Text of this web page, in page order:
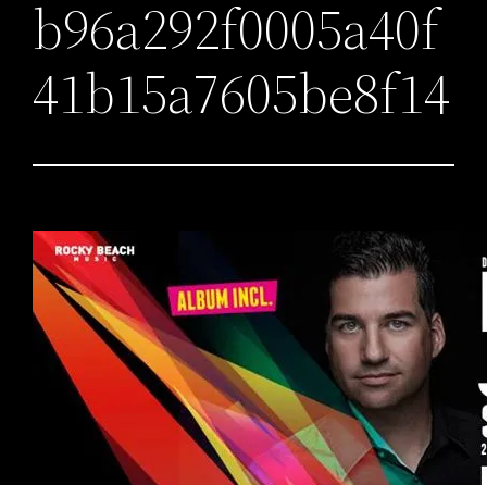
b96a292f0005a40f
41b15a7605be8f14